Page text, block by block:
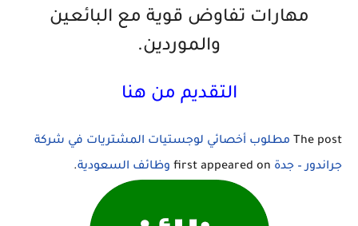
مهارات تفاوض قوية مع البائعين
والموردين.
التقديم من هنا
The post مطلوب أخصائي لوجستيات المشتريات في شركة
جراندور – جدة
وظائف السعودية.